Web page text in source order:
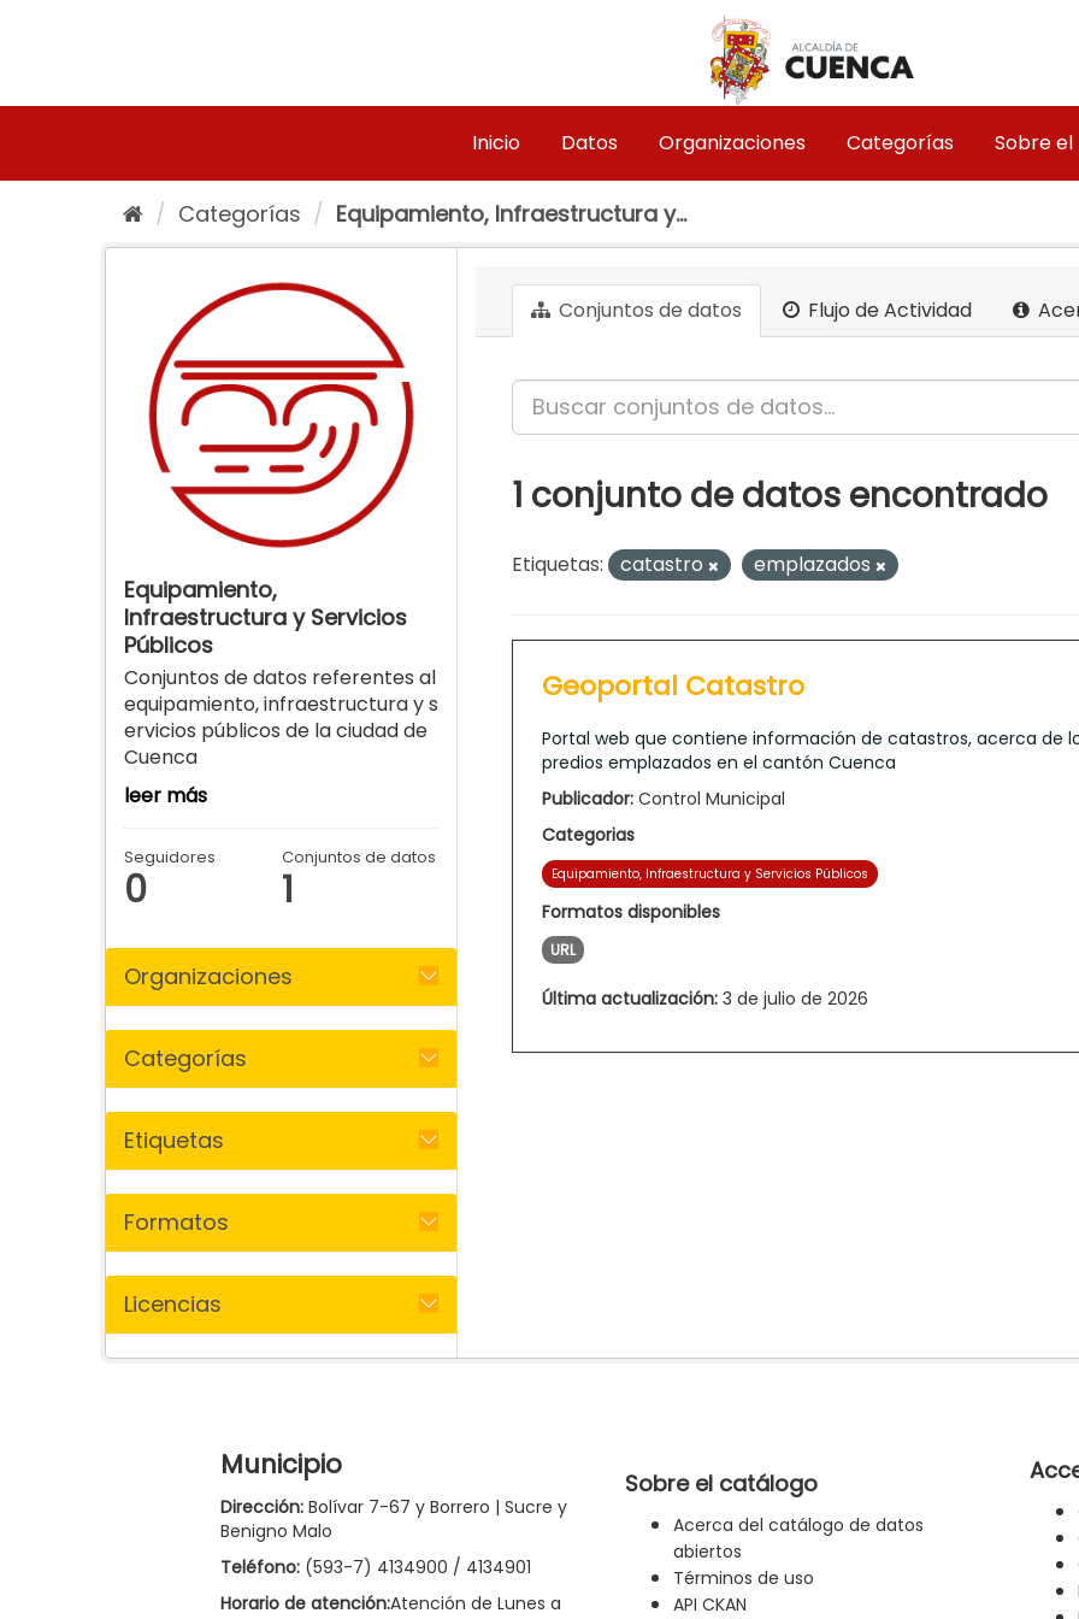
Inicio Datos Organizaciones Categorías Sobre
Categorías Equipamiento, Infraestructura y...
Equipamiento,
Infraestructura y Servicios
Públicos
Conjuntos de datos referentes al
equipamiento, infraestructura y s
ervicios públicos de la ciudad de
Cuenca
leer más
Seguidores
0
Conjuntos de datos
1
Organizaciones
Categorías
Etiquetas
Formatos
Licencias
Conjuntos de datos Flujo de Actividad
1 conjunto de datos encontrado
Etiquetas: catastro emplazados
Geoportal Catastro
Portal web que contiene información de catastros, acerca de
predios emplazados en el cantón Cuenca
Publicador: Control Municipal
Categorias
Equipamiento, Infraestructura y Servicios Públicos
Formatos disponibles
URL
Última actualización: 3 de julio de 2026
Municipio
Dirección: Bolívar 7-67 y Borrero | Sucre y
Benigno Malo
Teléfono: (593-7) 4134900 / 4134901
Horario de atención:Atención de Lunes a
Sobre el catálogo
Acerca del catálogo de datos
abiertos
Términos de uso
API CKAN